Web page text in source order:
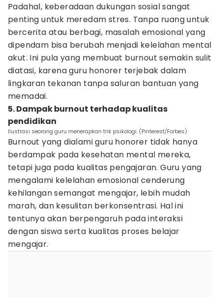
Padahal, keberadaan dukungan sosial sangat
penting untuk meredam stres. Tanpa ruang untuk
bercerita atau berbagi, masalah emosional yang
dipendam bisa berubah menjadi kelelahan mental
akut. Ini pula yang membuat burnout semakin sulit
diatasi, karena guru honorer terjebak dalam
lingkaran tekanan tanpa saluran bantuan yang
memadai.
5. Dampak burnout terhadap kualitas
pendidikan
Ilustrasi seorang guru menerapkan trik psikologi. (Pinterest/Forbes)
Burnout yang dialami guru honorer tidak hanya
berdampak pada kesehatan mental mereka,
tetapi juga pada kualitas pengajaran. Guru yang
mengalami kelelahan emosional cenderung
kehilangan semangat mengajar, lebih mudah
marah, dan kesulitan berkonsentrasi. Hal ini
tentunya akan berpengaruh pada interaksi
dengan siswa serta kualitas proses belajar
mengajar.